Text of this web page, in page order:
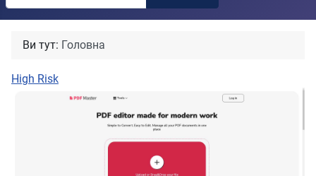
Ви тут: Головна
High Risk